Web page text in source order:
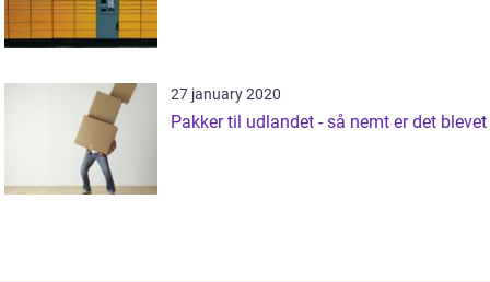
27 january 2020
Pakker til udlandet - så nemt er det blevet